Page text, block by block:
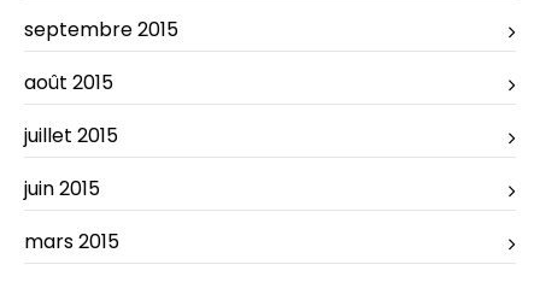
septembre 2015
août 2015
juillet 2015
juin 2015
mars 2015